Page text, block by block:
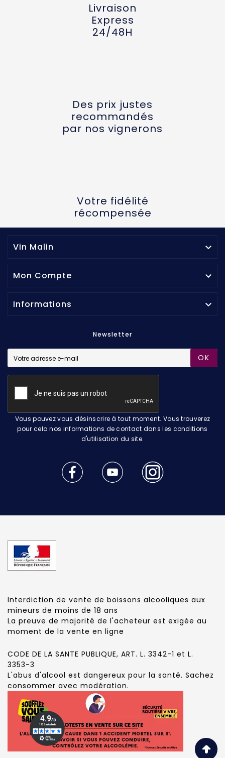
Livraison
Express
24/48H
Des prix justes
recommandés
par nos vignerons
Votre fidélité
récompensée
Vin Malin 
Mon Compte 
Informations 
Newsletter
OK
Vous pouvez vous désinscrire à tout moment. Vous trouverez
pour cela nos informations de contact dans les conditions
d'utilisation du site.
Interdiction de vente de boissons alcooliques aux
mineurs de moins de 18 ans
La preuve de majorité de l'acheteur est exigée au
moment de la vente en ligne
CODE DE LA SANTE PUBLIQUE, ART. L. 3342-1 et L.
3353-3
L'abus d'alcool est dangereux pour la santé. Sachez
consommer avec modération.